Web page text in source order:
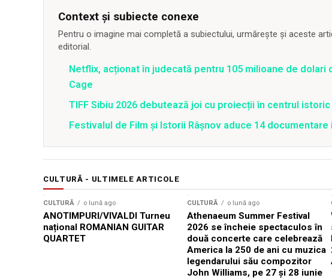
Context și subiecte conexe
Pentru o imagine mai completă a subiectului, urmărește și aceste
editorial.
Netflix, acționat în judecată pentru 105 milioane de dolari
Cage
TIFF Sibiu 2026 debutează joi cu proiecții în centrul istoric
Festivalul de Film şi Istorii Râşnov aduce 14
CULTURĂ - ULTIMELE ARTICOLE
CULTURĂ o lună ago
ANOTIMPURI/VIVALDI Turneu
național ROMANIAN GUITAR
QUARTET
CULTURĂ o lună ago
Athenaeum Summer Festival
2026 se încheie spectaculos în
două concerte care celebrează
America la 250 de ani cu muzica
legendarului său compozitor
John Williams, pe 27 și 28 iunie